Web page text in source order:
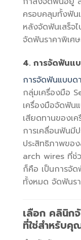
ครอบคลุมทั้งฟัน
หลังจัดฟันเสร็จ
จัดฟันราคาพิเศ
4. การจัดฟันแ
การจัดฟันแบบด
กลุ่มเครื่องมือ
เครื่องมือจัดฟัน
เสียดทานของเ
การเคลื่อนฟันมี
ประสิทธิภาพข
arch wires ที่ช่
ก็คือ เป็นการจัด
ทั้งหมด จัดฟันร
เลือก คลินิก
ที่ใช่สำหรับคุ